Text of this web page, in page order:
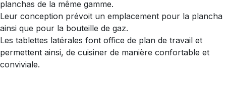
planchas de la même gamme.
Leur conception prévoit un emplacement pour la plancha
ainsi que pour la bouteille de gaz.
Les tablettes latérales font office de plan de travail et
permettent ainsi, de cuisiner de manière confortable et
conviviale.